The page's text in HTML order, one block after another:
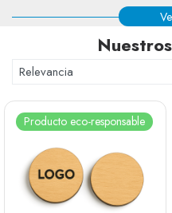
Utilizadas en diversos
sistemas de fidelización
estas fichas ofrecen
sostenibilidad,
continuación,
para las empresas
ecológicas
Producto eco-responsable